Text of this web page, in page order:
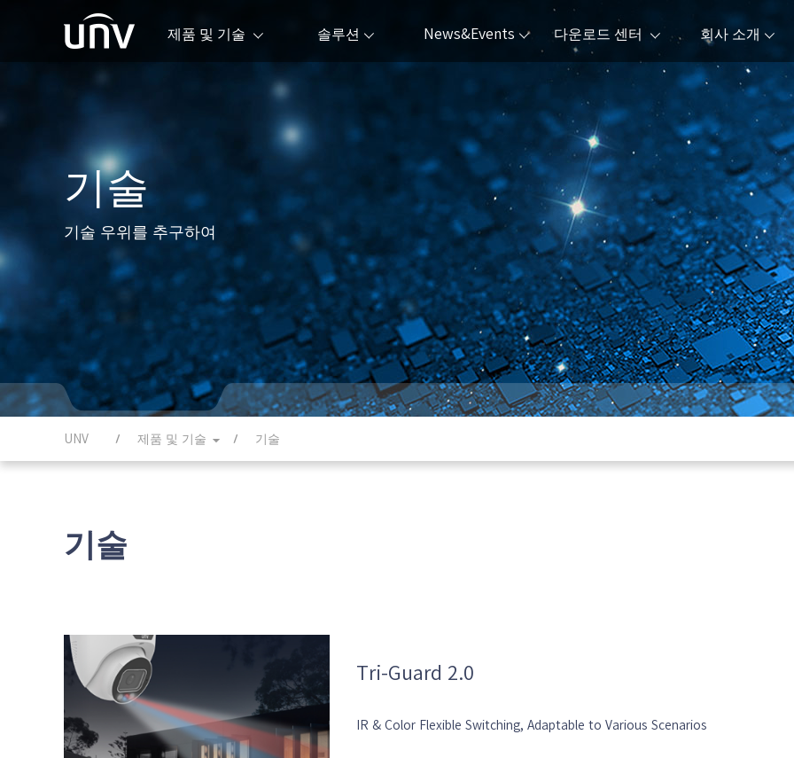
제품 및 기술 솔루션 News&Events 다운로드 센터 회사 소개
기술
기술 우위를 추구하여
UNV 제품 및 기술 기술
기술
Tri-Guard 2.0
IR & Color Flexible Switching, Adaptable to Various Scenarios